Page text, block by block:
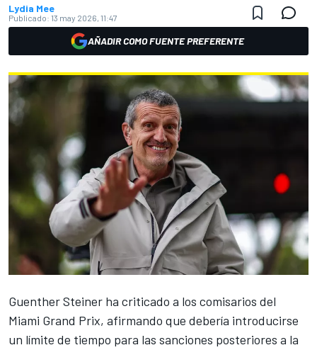
Lydia Mee
Publicado: 13 may 2026, 11:47
AÑADIR COMO FUENTE PREFERENTE
Guenther Steiner ha criticado a los comisarios del
Miami Grand Prix, afirmando que debería introducirse
un límite de tiempo para las sanciones posteriores a la